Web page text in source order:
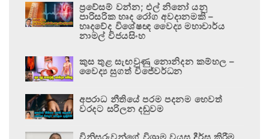
ප්‍රවේසම් වන්න; එල් නිනෝ යනු
පාරිසරික හෘද රෝග අවදානමකි –
හෘදවේද විශේෂඥ වෛද්‍ය මහාචාර්ය
නාමල් විජයසිංහ
කුස තුළ සැඟවුණු නොනිදන කම්හල –
වෛද්‍ය සුගත් විජේවර්ධන
අපරාධ නීතියේ පරම පදනම හෙවත්
වරදට සරිලන දඬුවම